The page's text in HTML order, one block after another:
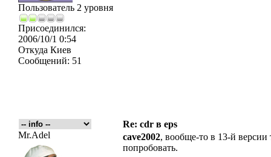
Пользователь 2 уровня
Присоединился:
2006/10/1 0:54
Откуда Киев
Сообщений: 51
Re: cdr в eps
Mr.Adel
cave2002, вообще-то в 13-й
попробовать.